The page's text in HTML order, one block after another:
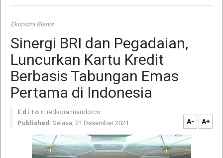
Ekonomi Bisnis
Sinergi BRI dan Pegadaian,
Luncurkan Kartu Kredit
Berbasis Tabungan Emas
Pertama di Indonesia
E d i t o r: redkoranriaudotco
Published: Selasa, 21 Desember 2021 A- A+